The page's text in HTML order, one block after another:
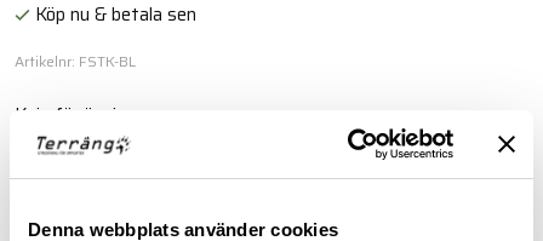
Denna webbplats använder cookies
Köp nu & betala sen
Artikelnr: FSTK-BL
Kniv för övning.